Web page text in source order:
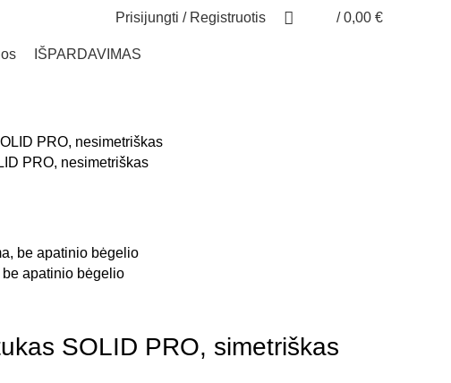
Prisijungti / Registruotis / 0,00 €
IŠPARDAVIMAS
PRO, nesimetriškas
apatinio bėgelio
€
SOLID PRO, simetriškas